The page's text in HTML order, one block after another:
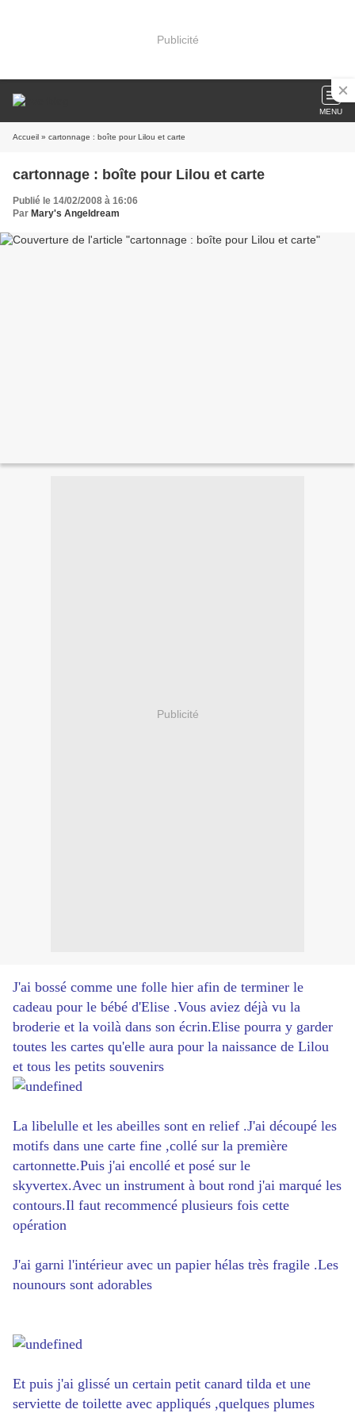
Publicité
MENU
Accueil » cartonnage : boîte pour Lilou et carte
cartonnage : boîte pour Lilou et carte
Publié le 14/02/2008 à 16:06
Par Mary's Angeldream
Publicité
J'ai bossé comme une folle hier afin de terminer le
cadeau pour le bébé d'Elise .Vous aviez déjà vu la
broderie et la voilà dans son écrin.Elise pourra y garder
toutes les cartes qu'elle aura pour la naissance de Lilou
et tous les petits souvenirs
La libelulle et les abeilles sont en relief .J'ai découpé les
motifs dans une carte fine ,collé sur la première
cartonnette.Puis j'ai encollé et posé sur le
skyvertex.Avec un instrument à bout rond j'ai marqué les
contours.Il faut recommencé plusieurs fois cette
opération
J'ai garni l'intérieur avec un papier hélas très fragile .Les
nounours sont adorables
Et puis j'ai glissé un certain petit canard tilda et une
serviette de toilette avec appliqués ,quelques plumes